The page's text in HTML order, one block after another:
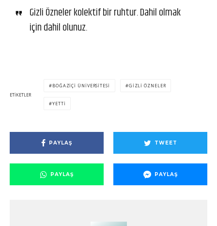
Gizli Özneler kolektif bir ruhtur. Dahil olmak
için dahil olunuz.
ETIKETLER
BOĞAZIÇI ÜNIVERSITESI GIZLI ÖZNELER
YETTI
PAYLAŞ TWEET
PAYLAŞ PAYLAŞ